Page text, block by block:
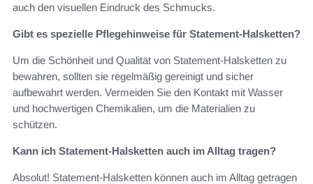
auch den visuellen Eindruck des Schmucks.
Gibt es spezielle Pflegehinweise für Statement-Halsketten?
Um die Schönheit und Qualität von Statement-Halsketten zu
bewahren, sollten sie regelmäßig gereinigt und sicher
aufbewahrt werden. Vermeiden Sie den Kontakt mit Wasser
und hochwertigen Chemikalien, um die Materialien zu
schützen.
Kann ich Statement-Halsketten auch im Alltag tragen?
Absolut! Statement-Halsketten können auch im Alltag getragen